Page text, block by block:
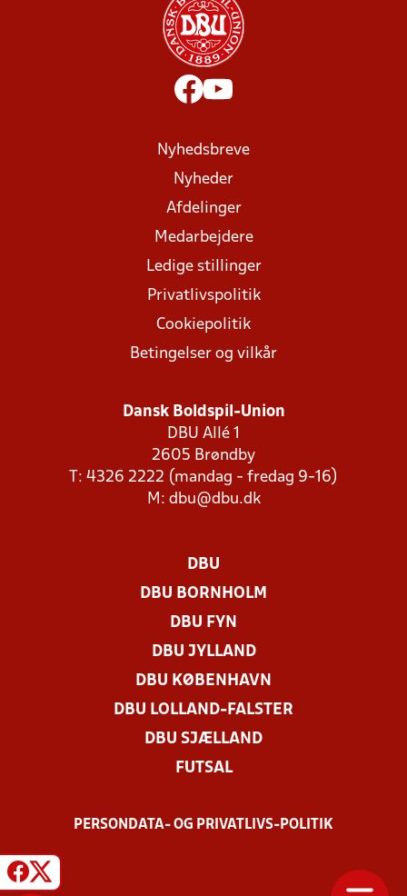
Nyhedsbreve
Nyheder
Afdelinger
Medarbejdere
Ledige stillinger
Privatlivspolitik
Cookiepolitik
Betingelser og vilkår
Dansk Boldspil-Union
DBU Allé 1
2605 Brøndby
T: 4326 2222 (mandag - fredag 9-16)
M: dbu@dbu.dk
DBU
DBU BORNHOLM
DBU FYN
DBU JYLLAND
DBU KØBENHAVN
DBU LOLLAND-FALSTER
DBU SJÆLLAND
FUTSAL
PERSONDATA- OG PRIVATLIVS-POLITIK